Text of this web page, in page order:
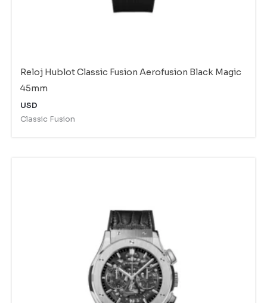
Reloj Hublot Classic Fusion Aerofusion Black Magic
45mm
USD
Classic Fusion